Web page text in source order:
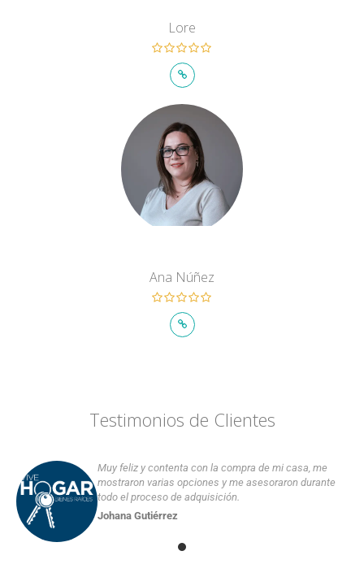
Lore
Ana Núñez
Testimonios de Clientes
Muy feliz y contenta con la compra de mi casa, me
mostraron varias opciones y me asesoraron durante
todo el proceso de adquisición.
Johana Gutiérrez